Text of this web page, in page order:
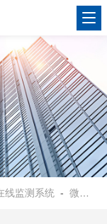
线监测系统 -微型空气监测站